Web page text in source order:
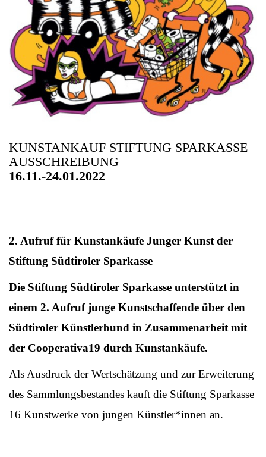
KUNSTANKAUF STIFTUNG SPARKASSE
AUSSCHREIBUNG
16.11.-24.01.2022
2. Aufruf für Kunstankäufe Junger Kunst der
Stiftung Südtiroler Sparkasse
Die Stiftung Südtiroler Sparkasse unterstützt in
einem 2. Aufruf junge Kunstschaffende über den
Südtiroler Künstlerbund in Zusammenarbeit mit
der Cooperativa19 durch Kunstankäufe.
Als Ausdruck der Wertschätzung und zur Erweiterung
des Sammlungsbestandes kauft die Stiftung Sparkasse
16 Kunstwerke von jungen Künstler*innen an.